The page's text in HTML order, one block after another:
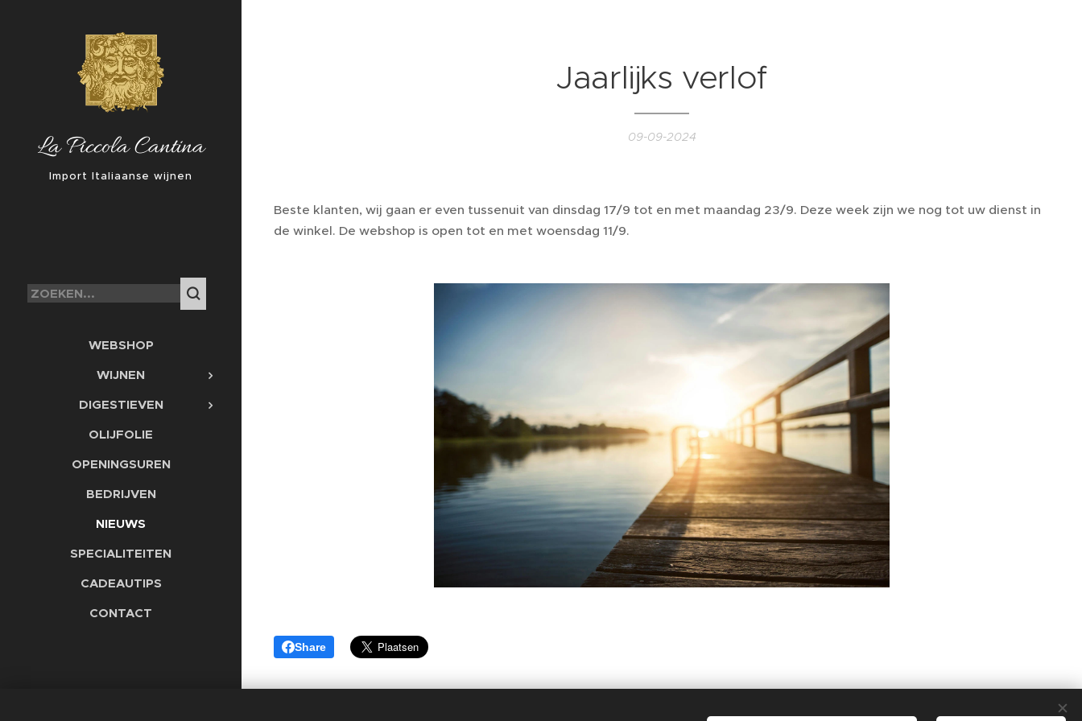
La Piccola Cantina
Import Italiaanse wijnen
WEBSHOP
WIJNEN
DIGESTIEVEN
OLIJFOLIE
OPENINGSUREN
BEDRIJVEN
NIEUWS
SPECIALITEITEN
CADEAUTIPS
CONTACT
Jaarlijks verlof
09-09-2024
Beste klanten, wij gaan er even tussenuit van dinsdag 17/9 tot en met maandag 23/9. Deze week zijn we nog tot uw dienst in
de winkel. De webshop is open tot en met woensdag 11/9.
Share